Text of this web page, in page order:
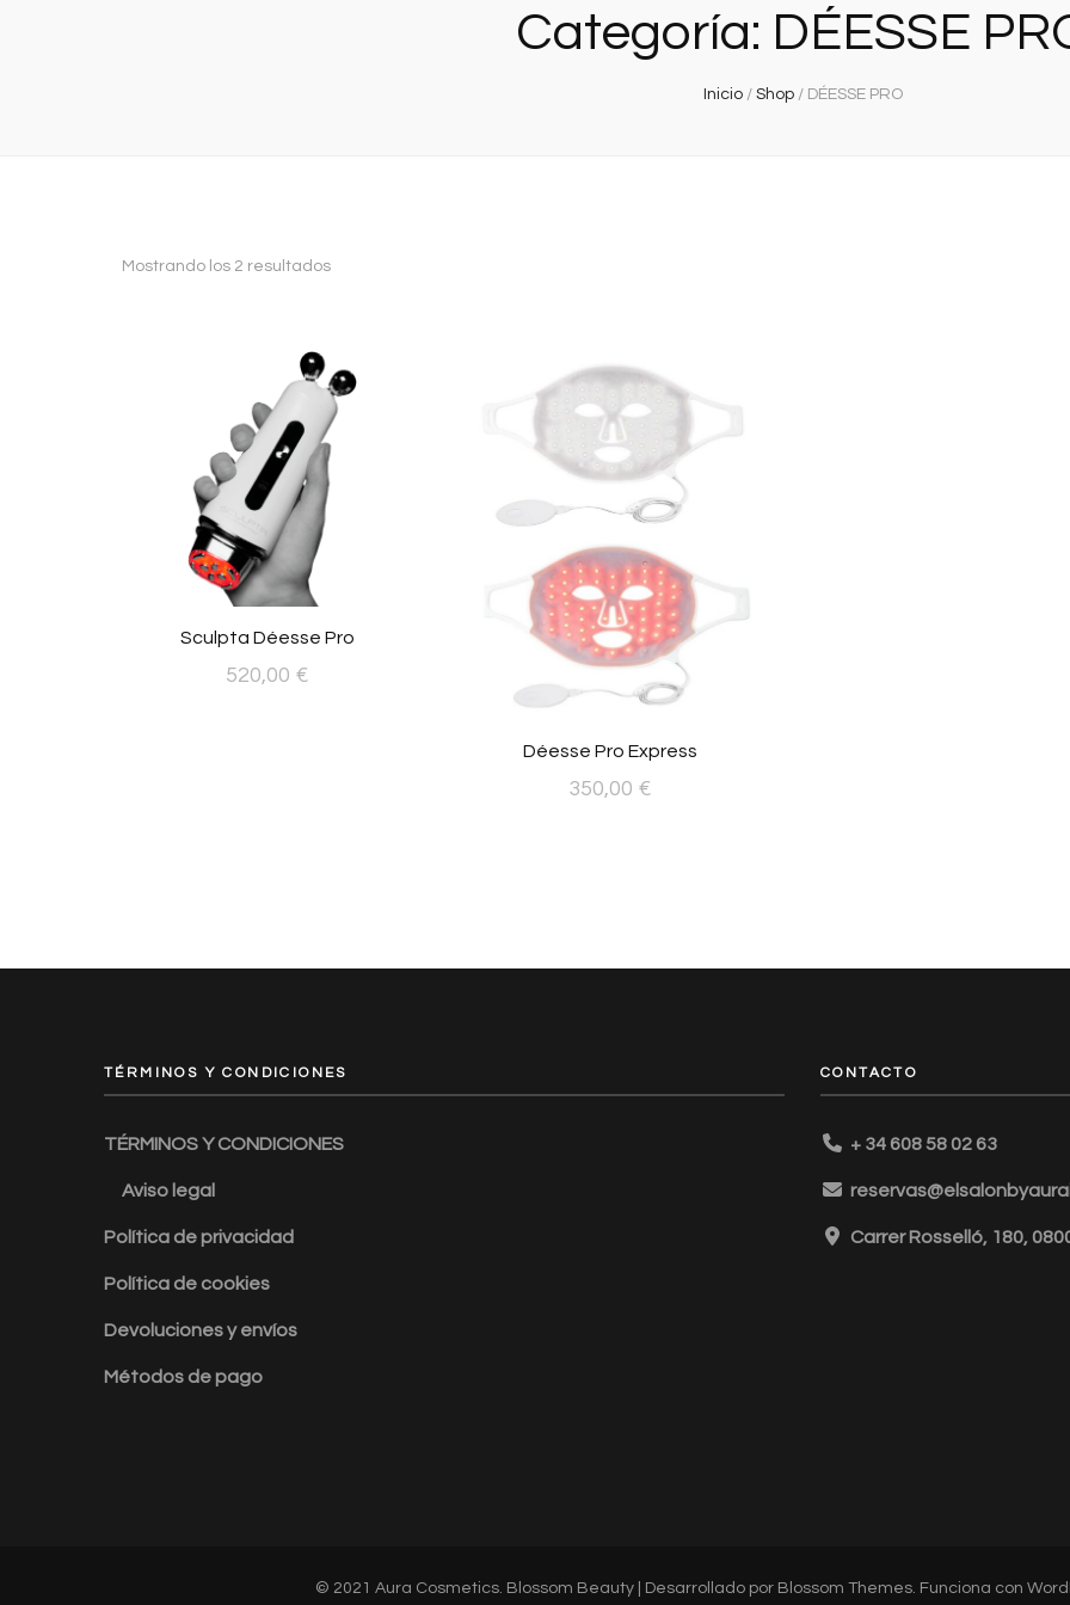
Categoría: DÉESSE
Inicio / Shop / DÉESSE PRO
Mostrando los 2 resultadosOrdenado
Sculpta Déesse Pro
520,00 €
Déesse Pro Express
350,00 €
TÉRMINOS Y CONDICIONES
TÉRMINOS Y CONDICIONES
Aviso legal
Política de privacidad
Política de cookies
Devoluciones y envíos
Métodos de pago
CONTACTO
+ 34 608 58 02 63
Carrer Rosselló, 180,
© 2021 Aura Cosmetics. Blossom Beauty | Desarrollado por Blossom Themes . Funciona con